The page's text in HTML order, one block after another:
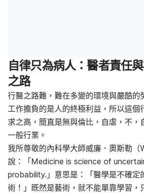
自律只為病人：醫者責任
之路
行醫之路難，難在多變的環境與嚴酷的
工作擔負的是人的終極利益，所以這個
求之高，簡直是無與倫比，自虐，不，
一般行業。
我所尊敬的內科學大師威廉．奧斯勒（
說：「Medicine is science of
probability.」意思是：「醫學是不確定
術！」既然是藝術，就不能單靠學習，